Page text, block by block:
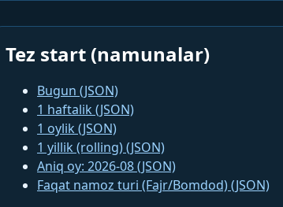
Tez start (namunalar)
Bugun (JSON)
1 haftalik (JSON)
1 oylik (JSON)
1 yillik (rolling) (JSON)
Aniq oy: 2026-08 (JSON)
Faqat namoz turi (Fajr/Bomdod) (JSON)